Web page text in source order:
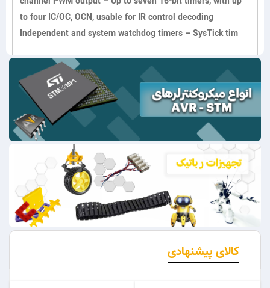
to four IC/OC, OCN, usable for IR control decoding
Independent and system watchdog timers – SysTick tim
کالای پیشنهادی